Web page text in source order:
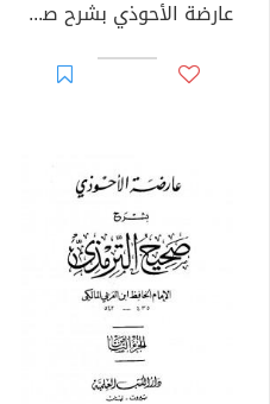
عارضة الأحوذي بشرح صحيح الترمذي - الجزء السادس: تابع البيوع - الأضاحي